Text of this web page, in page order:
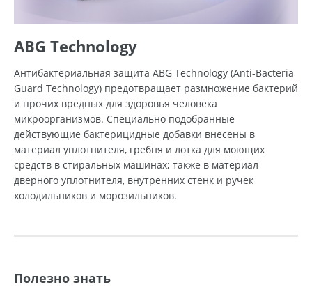
ABG Technology
Антибактериальная защита ABG Technology (Anti-Bacteria
Guard Technology) предотвращает размножение бактерий
и прочих вредных для здоровья человека
микроорганизмов. Специально подобранные
действующие бактерицидные добавки внесены в
материал уплотнителя, гребня и лотка для моющих
средств в стиральных машинах; также в материал
дверного уплотнителя, внутренних стенк и ручек
холодильников и морозильников.
Полезно знать